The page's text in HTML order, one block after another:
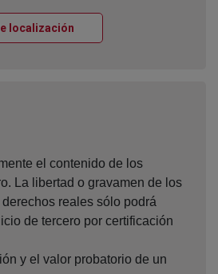
localización
el contenido de los
La libertad o gravamen de los
reales sólo podrá
de tercero por certificación
y el valor probatorio de un